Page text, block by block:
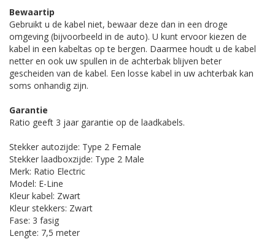
Bewaartip
Gebruikt u de kabel niet, bewaar deze dan in een droge
omgeving (bijvoorbeeld in de auto). U kunt ervoor kiezen de
kabel in een kabeltas op te bergen. Daarmee houdt u de kabel
netter en ook uw spullen in de achterbak blijven beter
gescheiden van de kabel. Een losse kabel in uw achterbak kan
soms onhandig zijn.
Garantie
Ratio geeft 3 jaar garantie op de laadkabels.
Stekker autozijde: Type 2 Female
Stekker laadboxzijde: Type 2 Male
Merk: Ratio Electric
Model: E-Line
Kleur kabel: Zwart
Kleur stekkers: Zwart
Fase: 3 fasig
Lengte: 7,5 meter